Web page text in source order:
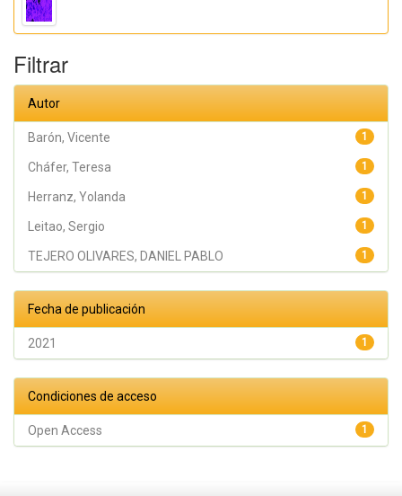
Sergio; Cháfer,
Filtrar
Autor
1
Barón, Vicente
1
Cháfer, Teresa
1
Herranz, Yolanda
1
Leitao, Sergio
1
TEJERO OLIVARES, DANIEL PABLO
Fecha de publicación
1
2021
Condiciones de acceso
1
Open Access